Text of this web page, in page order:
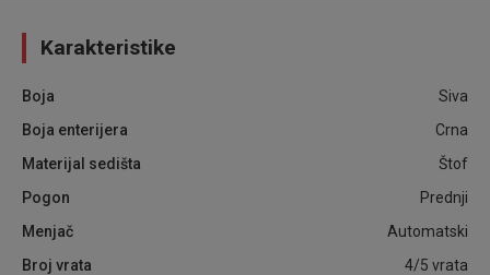
Karakteristike
Boja
Siva
Boja enterijera
Crna
Materijal sedišta
Štof
Pogon
Prednji
Menjač
Automatski
Broj vrata
4/5 vrata